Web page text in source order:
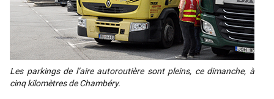
Les par­kings de l’aire auto­rou­tière sont pleins, ce dimanche, à
cinq kilo­mètres de Cham­bé­ry.